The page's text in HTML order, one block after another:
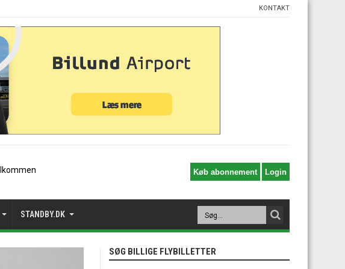
KONTAKT
STANDBY.DK
SØG BILLIGE FLYBILLETTER